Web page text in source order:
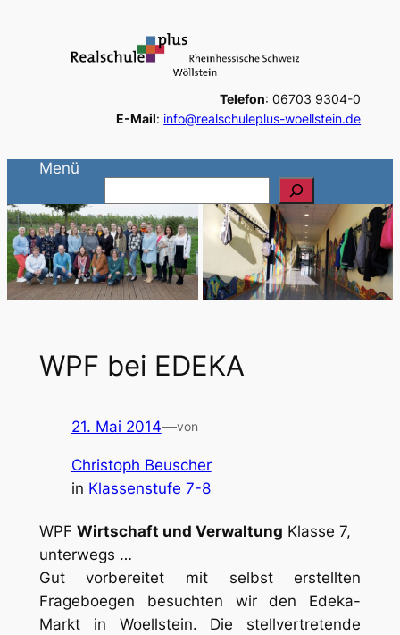
Telefon: 06703 9304-0
E-Mail: info@realschuleplus-woellstein.de
Menü
u
c
h
e
n
WPF bei EDEKA
21. Mai 2014—von
Christoph Beuscher
in Klassenstufe 7-8
WPF Wirtschaft und Verwaltung Klasse 7,
unterwegs …
Gut vorbereitet mit selbst erstellten
Frageboegen besuchten wir den Edeka-
Markt in Woellstein. Die stellvertretende